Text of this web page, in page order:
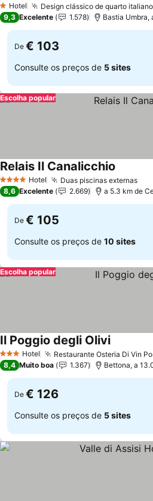
1 Estrelas
Hotel Design clássico de quarto italiano
9,3 Excelente 1.578 Bastia
De € 103
Consulte os preços de 5 sites
Escolha popular
4 EstrelasHotel Duas piscinas externas
Relais Il Canalicchio
8,6 Excelente 2.669 a 5.3 km de
De € 105
Consulte os preços de 10 sites
Escolha popular
3 EstrelasHotel Restaurante Osteria Di Vin
Il Poggio degli Olivi
8,4 Muito boa 1.367 Bettona, a
De € 126
Consulte os preços de 5 sites